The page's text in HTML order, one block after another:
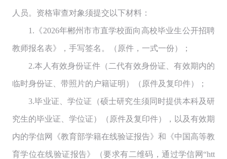
人员。资格审查对象须提交以下材料：
1.《2026年郴州市市直学校面向高校毕业生公开招聘
教师报名表》，手写签名。（原件，一式一份）；
2.本人有效身份证件（二代有效身份证、有效期内的
临时身份证、带照片的户籍证明）（原件及复印件）；
3.毕业证、学位证（硕士研究生须同时提供本科及研
究生的毕业证、学位证）（原件及复印件），以及有效期
内的学信网《教育部学籍在线验证报告》和《中国高等教
育学位在线验证报告》（要求有二维码，通过学信网“htt